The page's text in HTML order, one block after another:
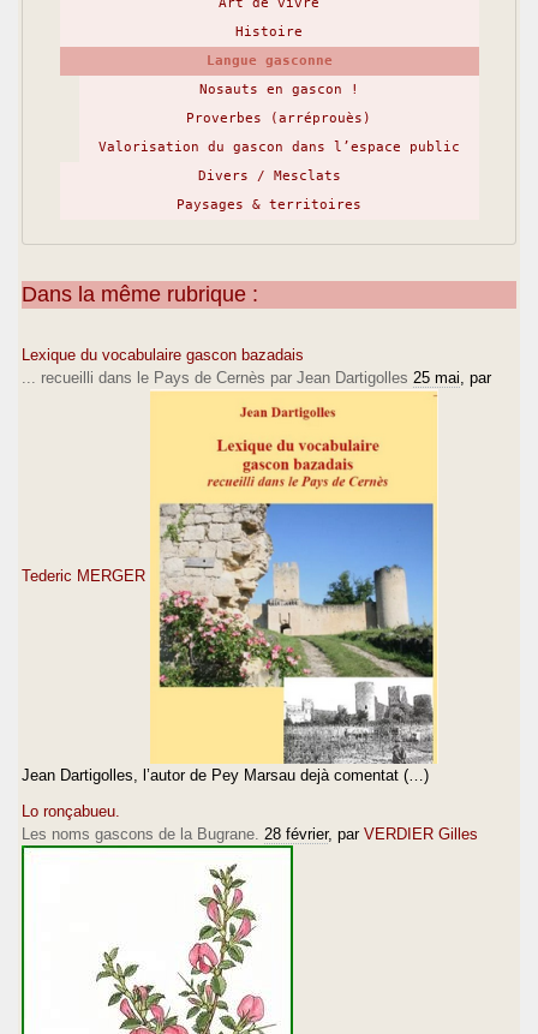
Histoire
Langue gasconne
Nosauts en gascon !
Proverbes (arréprouès)
Valorisation du gascon dans l’espace public
Divers / Mesclats
Paysages & territoires
Dans la même rubrique :
Lexique du vocabulaire gascon bazadais
... recueilli dans le Pays de Cernès par Jean Dartigolles 25 mai , par
Tederic MERGER
Jean Dartigolles, l’autor de Pey Marsau dejà comentat (…)
Lo ronçabueu.
Les noms gascons de la Bugrane. 28 février, par VERDIER Gilles